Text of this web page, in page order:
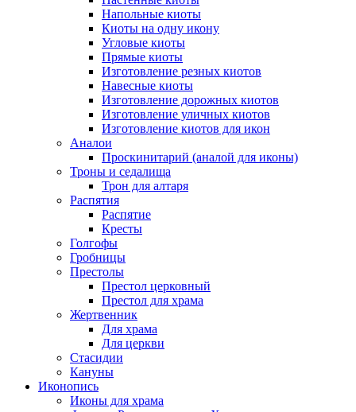
Напольные киоты
Киоты на одну икону
Угловые киоты
Прямые киоты
Изготовление резных киотов
Навесные киоты
Изготовление дорожных киотов
Изготовление уличных киотов
Изготовление киотов для икон
Аналои
Проскинитарий (аналой для иконы)
Троны и седалища
Трон для алтаря
Распятия
Распятие
Кресты
Голгофы
Гробницы
Престолы
Престол церковный
Престол для храма
Жертвенник
Для храма
Для церкви
Стасидии
Кануны
Иконопись
Иконы для храма